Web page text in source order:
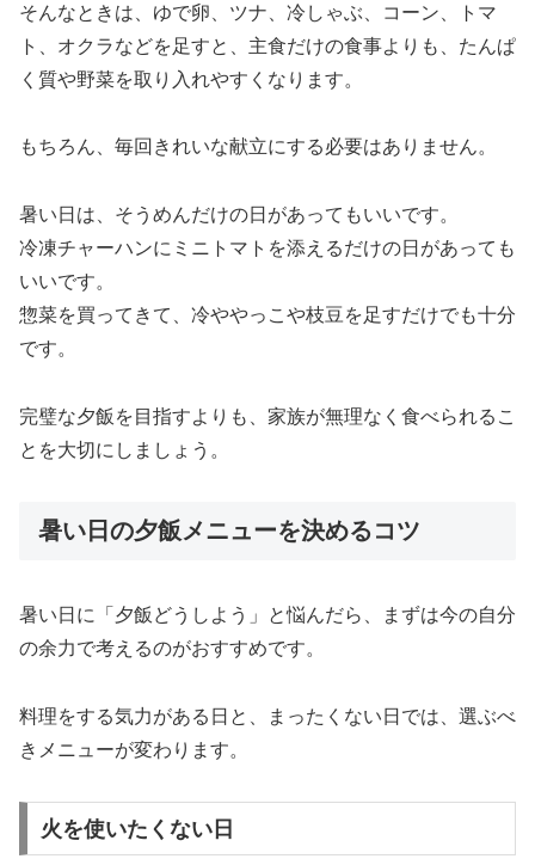
そんなときは、ゆで卵、ツナ、冷しゃぶ、コーン、トマ
ト、オクラなどを足すと、主食だけの食事よりも、たんぱ
く質や野菜を取り入れやすくなります。
もちろん、毎回きれいな献立にする必要はありません。
暑い日は、そうめんだけの日があってもいいです。
冷凍チャーハンにミニトマトを添えるだけの日があっても
いいです。
惣菜を買ってきて、冷ややっこや枝豆を足すだけでも十分
です。
完璧な夕飯を目指すよりも、家族が無理なく食べられるこ
とを大切にしましょう。
暑い日の夕飯メニューを決めるコツ
暑い日に「夕飯どうしよう」と悩んだら、まずは今の自分
の余力で考えるのがおすすめです。
料理をする気力がある日と、まったくない日では、選ぶべ
きメニューが変わります。
火を使いたくない日